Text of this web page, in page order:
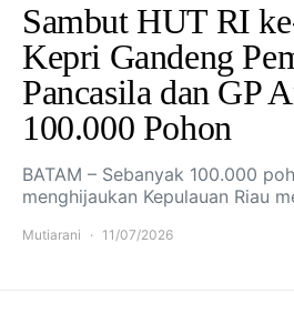
Sambut HUT RI
Kepri Gandeng
Pancasila dan GP
100.000 Pohon
BATAM – Sebanyak 100.000
menghijaukan Kepulauan Riau
Mutiarani 11/07/2026